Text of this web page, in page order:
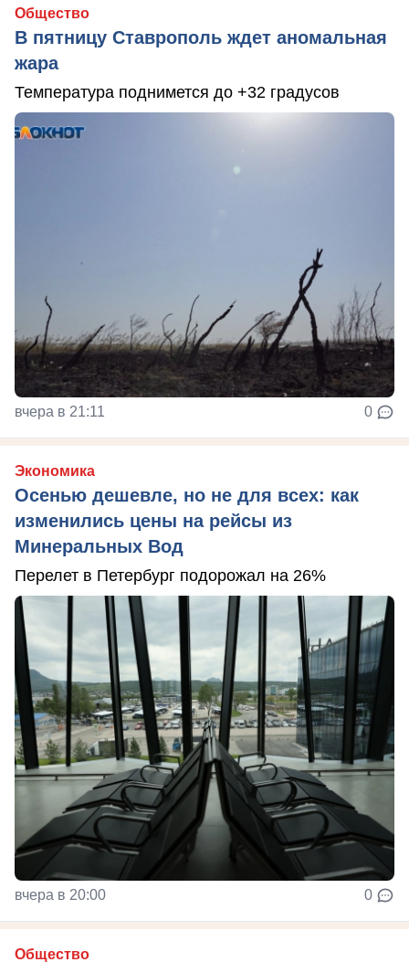
Общество
В пятницу Ставрополь ждет аномальная
жара
Температура поднимется до +32 градусов
вчера в 21:11 0
Экономика
Осенью дешевле, но не для всех: как
изменились цены на рейсы из
Минеральных Вод
Перелет в Петербург подорожал на 26%
вчера в 20:00 0
Общество